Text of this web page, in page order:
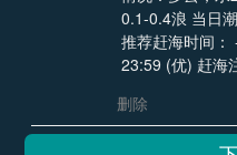
0.1-0.4浪 当日
推荐赶海时间
23:59 (优) 赶海
删除